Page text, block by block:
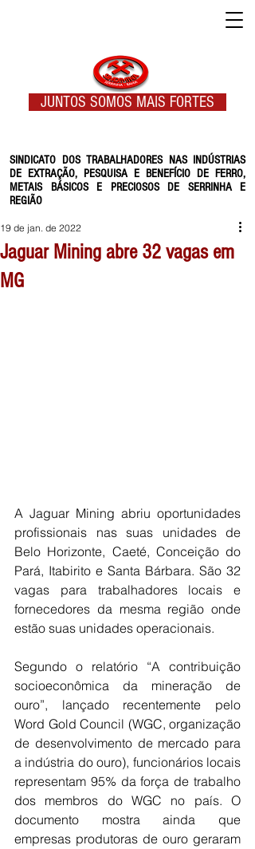
SINDICATO DOS TRABALHADORES NAS INDÚSTRIAS
DE EXTRAÇÃO, PESQUISA E BENEFÍCIO DE FERRO,
METAIS BÁSICOS E PRECIOSOS DE SERRINHA E
REGIÃO
JUNTOS SOMOS MAIS FORTES
Jaguar Mining abre 32 vagas em
MG
19 de jan. de 2022
A Jaguar Mining abriu oportunidades
profissionais nas suas unidades de
Belo Horizonte, Caeté, Conceição do
Pará, Itabirito e Santa Bárbara. São 32
vagas para trabalhadores locais e
fornecedores da mesma região onde
estão suas unidades operacionais.
Segundo o relatório “A contribuição
socioeconômica da mineração de
ouro”, lançado recentemente pelo
Word Gold Council (WGC, organização
de desenvolvimento de mercado para
a indústria do ouro), funcionários locais
representam 95% da força de trabalho
dos membros do WGC no país. O
documento mostra ainda que
empresas produtoras de ouro geraram